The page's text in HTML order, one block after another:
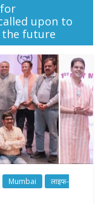
upon to
the future
Mumbai
लाइफ-